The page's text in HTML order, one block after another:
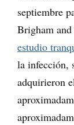
septiembre
Brigham
estudio
la infección,
adquirieron